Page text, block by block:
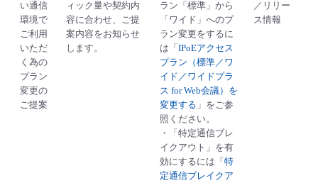
い通信
環境で
ご利用
いただ
く為の
プラン
変更の
ご提案
ィック量や契約内
容に合わせ、ご提
案内容をお知らせ
します。
ラン「標準」から
「ワイド」へのプ
ラン変更をするに
は「 IPoEアクセス
プラン（標準／ワ
イド／ワイドプラ
ス for Web会議）を
変更する 」をご参
照ください。
・「特定通信ブレ
イクアウト」を有
効にするには「 特
定通信ブレイクア
／リリー
ス情報